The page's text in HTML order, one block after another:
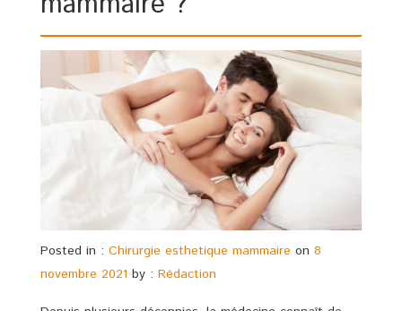
Posted in : Chirurgie esthetique mammaire on 8
novembre 2021 by : Rédaction